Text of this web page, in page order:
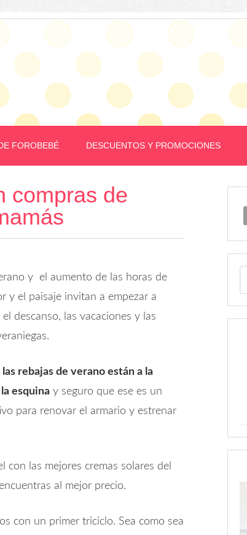
FOROBEBÉ DESCUENTOS Y PROMOCIONES
compras de
y el aumento de las horas de
y el paisaje invitan a empezar a
descanso, las vacaciones y las
las rebajas de verano están a la
esquina y seguro que ese es un
para renovar el armario y estrenar
con las mejores cremas solares del
al mejor precio.
con un primer triciclo. Sea como sea